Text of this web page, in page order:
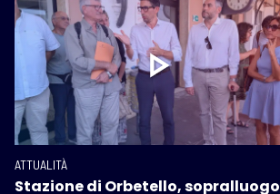
ATTUALITÀ
Stazione di Orbetello, sopralluogo